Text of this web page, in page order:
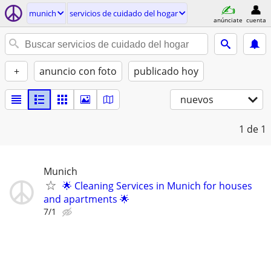
munich servicios de cuidado del hogar
anúnciate cuenta
+ anuncio con foto publicado hoy
nuevos
1 de 1
Munich
🌟 Cleaning Services in Munich for houses
and apartments 🌟
7/1